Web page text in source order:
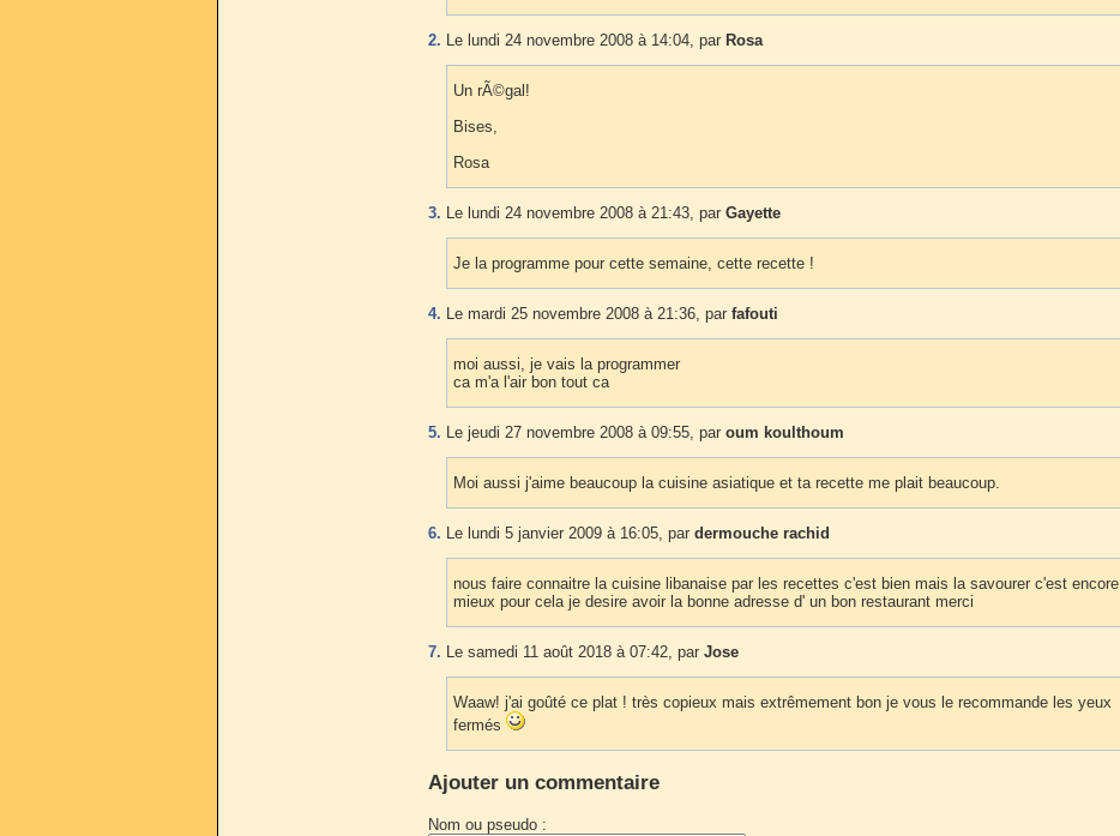
2. Le lundi 24 novembre 2008 à 14:04, par Rosa
Un rÃ©gal!
Bises,
Rosa
3. Le lundi 24 novembre 2008 à 21:43, par Gayette
Je la programme pour cette semaine, cette recette !
4. Le mardi 25 novembre 2008 à 21:36, par fafouti
moi aussi, je vais la programmer
ca m'a l'air bon tout ca
5. Le jeudi 27 novembre 2008 à 09:55, par oum koulthoum
Moi aussi j'aime beaucoup la cuisine asiatique et ta recette me plait beaucoup.
6. Le lundi 5 janvier 2009 à 16:05, par dermouche rachid
nous faire connaitre la cuisine libanaise par les recettes c'est bien mais la savourer c'est encore
mieux pour cela je desire avoir la bonne adresse d' un bon restaurant merci
7. Le samedi 11 août 2018 à 07:42, par Jose
Waaw! j'ai goûté ce plat ! très copieux mais extrêmement bon je vous le recommande les yeux
fermés
Ajouter un commentaire
Nom ou pseudo :